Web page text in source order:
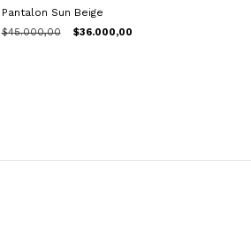
Pantalon Sun Beige
$45.000,00 $36.000,00